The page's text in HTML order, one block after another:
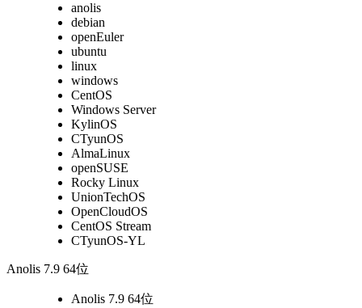
anolis
debian
openEuler
ubuntu
linux
windows
CentOS
Windows Server
KylinOS
CTyunOS
AlmaLinux
openSUSE
Rocky Linux
UnionTechOS
OpenCloudOS
CentOS Stream
CTyunOS-YL
Anolis 7.9 64位
Anolis 7.9 64位